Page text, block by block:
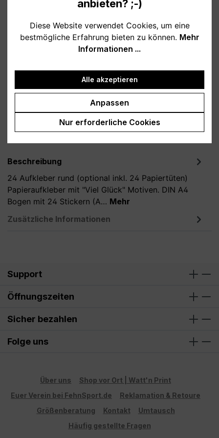
auswählen
Produkt Anzahl: Gib den gewünschten
In den Warenkorb
Produktnummer: A100022-S
Beschreibung
24 Aufkleber rund (optional inkl. 24 Papiertüten)
Papieraufkleber mit "Viel Glück" Motiven. DIN A4
Bogen mit 24 Stickern (A… Mehr
Zusätzliche Informationen
Support
Öffnungszeiten
Sicher bezahlen
Folge uns
Über uns
Shop vor Ort | Watt'n Print
Euer Verein bei FehnSport.de
Reklamation & Retoure
Größenberatung
Kontakt
Umtausch
Häufig gestellte Fragen
anbieten? ;-)
Diese Website verwendet Cookies, um eine
bestmögliche Erfahrung bieten zu können. Mehr
Informationen ...
Alle akzeptieren
Anpassen
Nur erforderliche Cookies